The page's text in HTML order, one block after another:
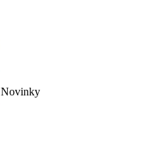
Novinky